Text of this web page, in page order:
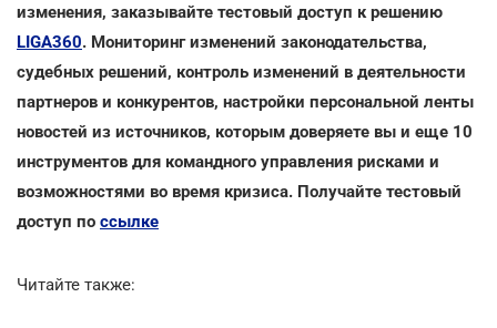
изменения, заказывайте тестовый доступ к решению
LIGA360. Мониторинг изменений законодательства,
судебных решений, контроль изменений в деятельности
партнеров и конкурентов, настройки персональной ленты
новостей из источников, которым доверяете вы и еще 10
инструментов для командного управления рисками и
возможностями во время кризиса. Получайте тестовый
доступ по ссылке
Читайте также: